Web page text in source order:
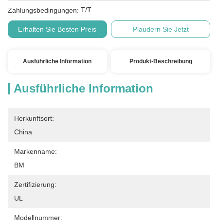
Zahlungsbedingungen: T/T
Erhalten Sie Besten Preis Plaudern Sie Jetzt
Ausführliche Information Produkt-Beschreibung
Ausführliche Information
Herkunftsort:
China
Markenname:
BM
Zertifizierung:
UL
Modellnummer: